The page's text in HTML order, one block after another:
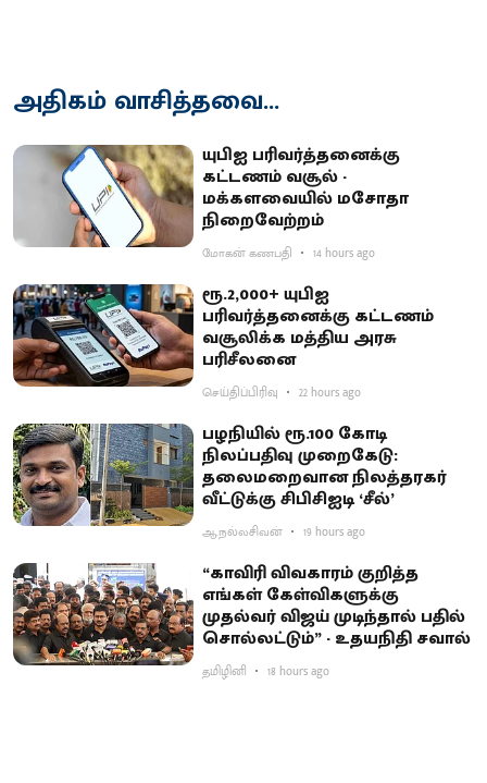
அதிகம் வாசித்தவை...
யுபிஐ பரிவர்த்தனைக்கு
கட்டணம் வசூல் -
மக்களவையில் மசோதா
நிறைவேற்றம்
மோகன் கணபதி 14 hours ago
ரூ.2,000+ யுபிஐ
பரிவர்த்தனைக்கு கட்டணம்
வசூலிக்க மத்திய அரசு
பரிசீலனை
செய்திப்பிரிவு 22 hours ago
பழநியில் ரூ.100 கோடி
நிலப்பதிவு முறைகேடு:
தலைமறைவான நிலத்தரகர்
வீட்டுக்கு சிபிசிஐடி ‘சீல்’
ஆ.நல்லசிவன் 19 hours ago
“காவிரி விவகாரம் குறித்த
எங்கள் கேள்விகளுக்கு
முதல்வர் விஜய் முடிந்தால் பதில்
சொல்லட்டும்” - உதயநிதி சவால்
தமிழினி 18 hours ago